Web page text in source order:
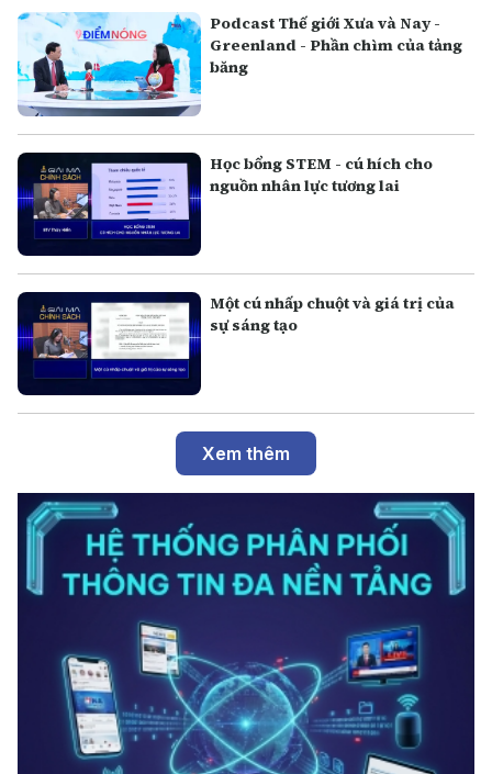
Podcast Thế giới Xưa và Nay -
Greenland - Phần chìm của tảng
băng
Học bổng STEM - cú hích cho
nguồn nhân lực tương lai
Một cú nhấp chuột và giá trị của
sự sáng tạo
Xem thêm